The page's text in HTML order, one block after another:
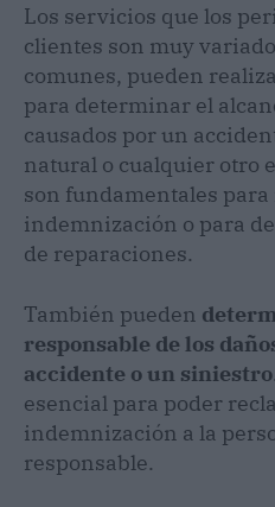
Los servicios que los
clientes son muy
comunes, pueden
para determinar el
causados por un
natural o cualquier otro
son fundamentales
indemnización o para
de reparaciones.
También pueden
responsable de los
accidente o un siniestro
esencial para poder
indemnización a la
responsable.